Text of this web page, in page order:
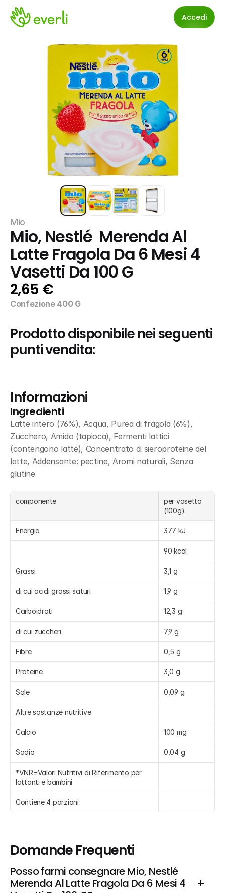
Accedi
Mio
Mio, Nestlé  Merenda Al
Latte Fragola Da 6 Mesi 4
Vasetti Da 100 G
2,65 €
Confezione 400 G
Prodotto disponibile nei seguenti
punti vendita:
Informazioni
Ingredienti
Latte intero (76%), Acqua, Purea di fragola (6%),
Zucchero, Amido (tapioca), Fermenti lattici
(contengono latte), Concentrato di sieroproteine del
latte, Addensante: pectine, Aromi naturali, Senza
glutine
componente
per vasetto
(100g)
Energia 377 kJ
90 kcal
Grassi 3,1 g
di cui acidi grassi saturi 1,9 g
Carboidrati 12,3 g
di cui zuccheri 7,9 g
Fibre 0,5 g
Proteine 3,0 g
Sale 0,09 g
Altre sostanze nutritive
Calcio 100 mg
Sodio 0,04 g
*VNR=Valori Nutritivi di Riferimento per
lattanti e bambini
Contiene 4 porzioni
Domande Frequenti
Posso farmi consegnare Mio, Nestlé
Merenda Al Latte Fragola Da 6 Mesi 4